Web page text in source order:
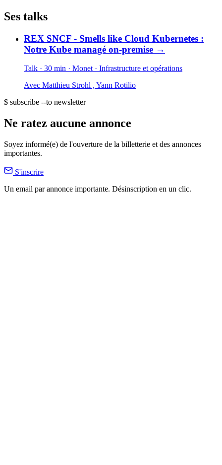
Ses talks
REX SNCF - Smells like Cloud Kubernetes :
Notre Kube managé on-premise →
Talk · 30 min · Monet · Infrastructure et opérations
Avec Matthieu Strohl , Yann Rotilio
$ subscribe --to newsletter
Ne ratez aucune annonce
Soyez informé(e) de l'ouverture de la billetterie et des annonces
importantes.
S'inscrire
Un email par annonce importante. Désinscription en un clic.